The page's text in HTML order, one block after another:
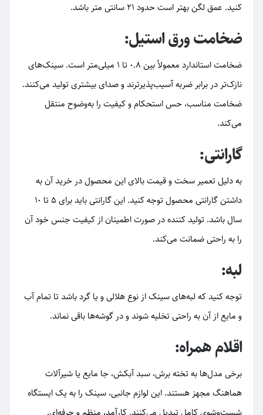
کنید. عمق لگن بهتر است حدود 21 سانتی متر باشد.
ضخامت ورق استیل:
ضخامت استاندارد معمولاً بین 0.8 تا 1 میلی‌متر است. سینک‌های
نازک‌تر در برابر ضربه آسیب‌پذیرترند و صدای بیشتری تولید می‌کنند.
ضخامت مناسب، حس استحکام و کیفیت را به‌وضوح منتقل
می‌کند.
گارانتی:
به دلیل تعمیر سخت و قیمت بالای این محصول در خرید آن به
داشتن گارانتی محصول توجه کنید. این گارانتی باید برای 5 تا 10
سال باشد. تولید کننده در صورت اطمینان از کیفیت جنس خود آن
را به راحتی ضمانت می‌کند.
لبه:
توجه کنید که لبه‌های سینک از نوع هلالی و یا گرد باشد تا تمام آب
و مایع از آن به راحتی تخلیه شوند و در گوشه‌ها باقی نماند.
اقلام همراه:
برخی مدل‌ها به تخته برش، سبد آبکش، جا مایع یا شیرآلات
هماهنگ مجهز هستند. این لوازم جانبی، سینک را به یک ایستگاه